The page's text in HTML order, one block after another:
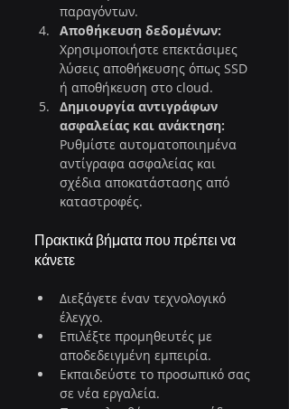
παραγόντων.
Αποθήκευση δεδομένων:
Χρησιμοποιήστε επεκτάσιμες
λύσεις αποθήκευσης όπως SSD
ή αποθήκευση στο cloud.
Δημιουργία αντιγράφων
ασφαλείας και ανάκτηση:
Ρυθμίστε αυτοματοποιημένα
αντίγραφα ασφαλείας και
σχέδια αποκατάστασης από
καταστροφές.
Πρακτικά βήματα που πρέπει να
κάνετε
Διεξάγετε έναν τεχνολογικό
έλεγχο.
Επιλέξτε προμηθευτές με
αποδεδειγμένη εμπειρία.
Εκπαιδεύστε το προσωπικό σας
σε νέα εργαλεία.